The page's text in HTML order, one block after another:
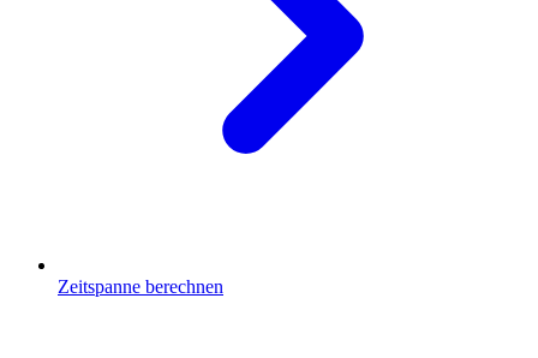
Zeitspanne berechnen